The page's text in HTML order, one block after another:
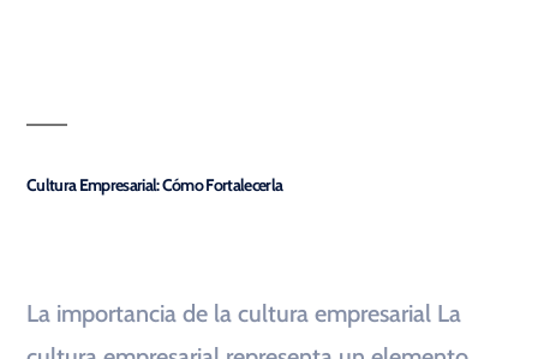
Cultura Empresarial: Cómo Fortalecerla
La importancia de la cultura empresarial La